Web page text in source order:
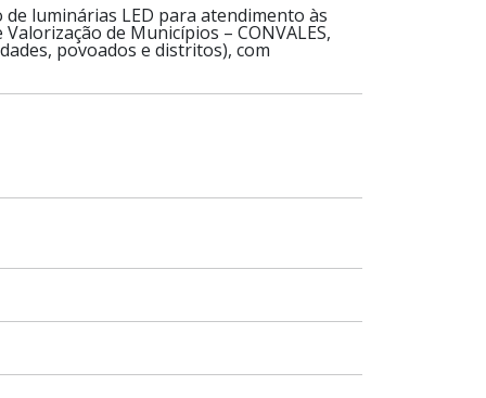
luminárias LED para atendimento às
de Municípios – CONVALES,
povoados e distritos), com